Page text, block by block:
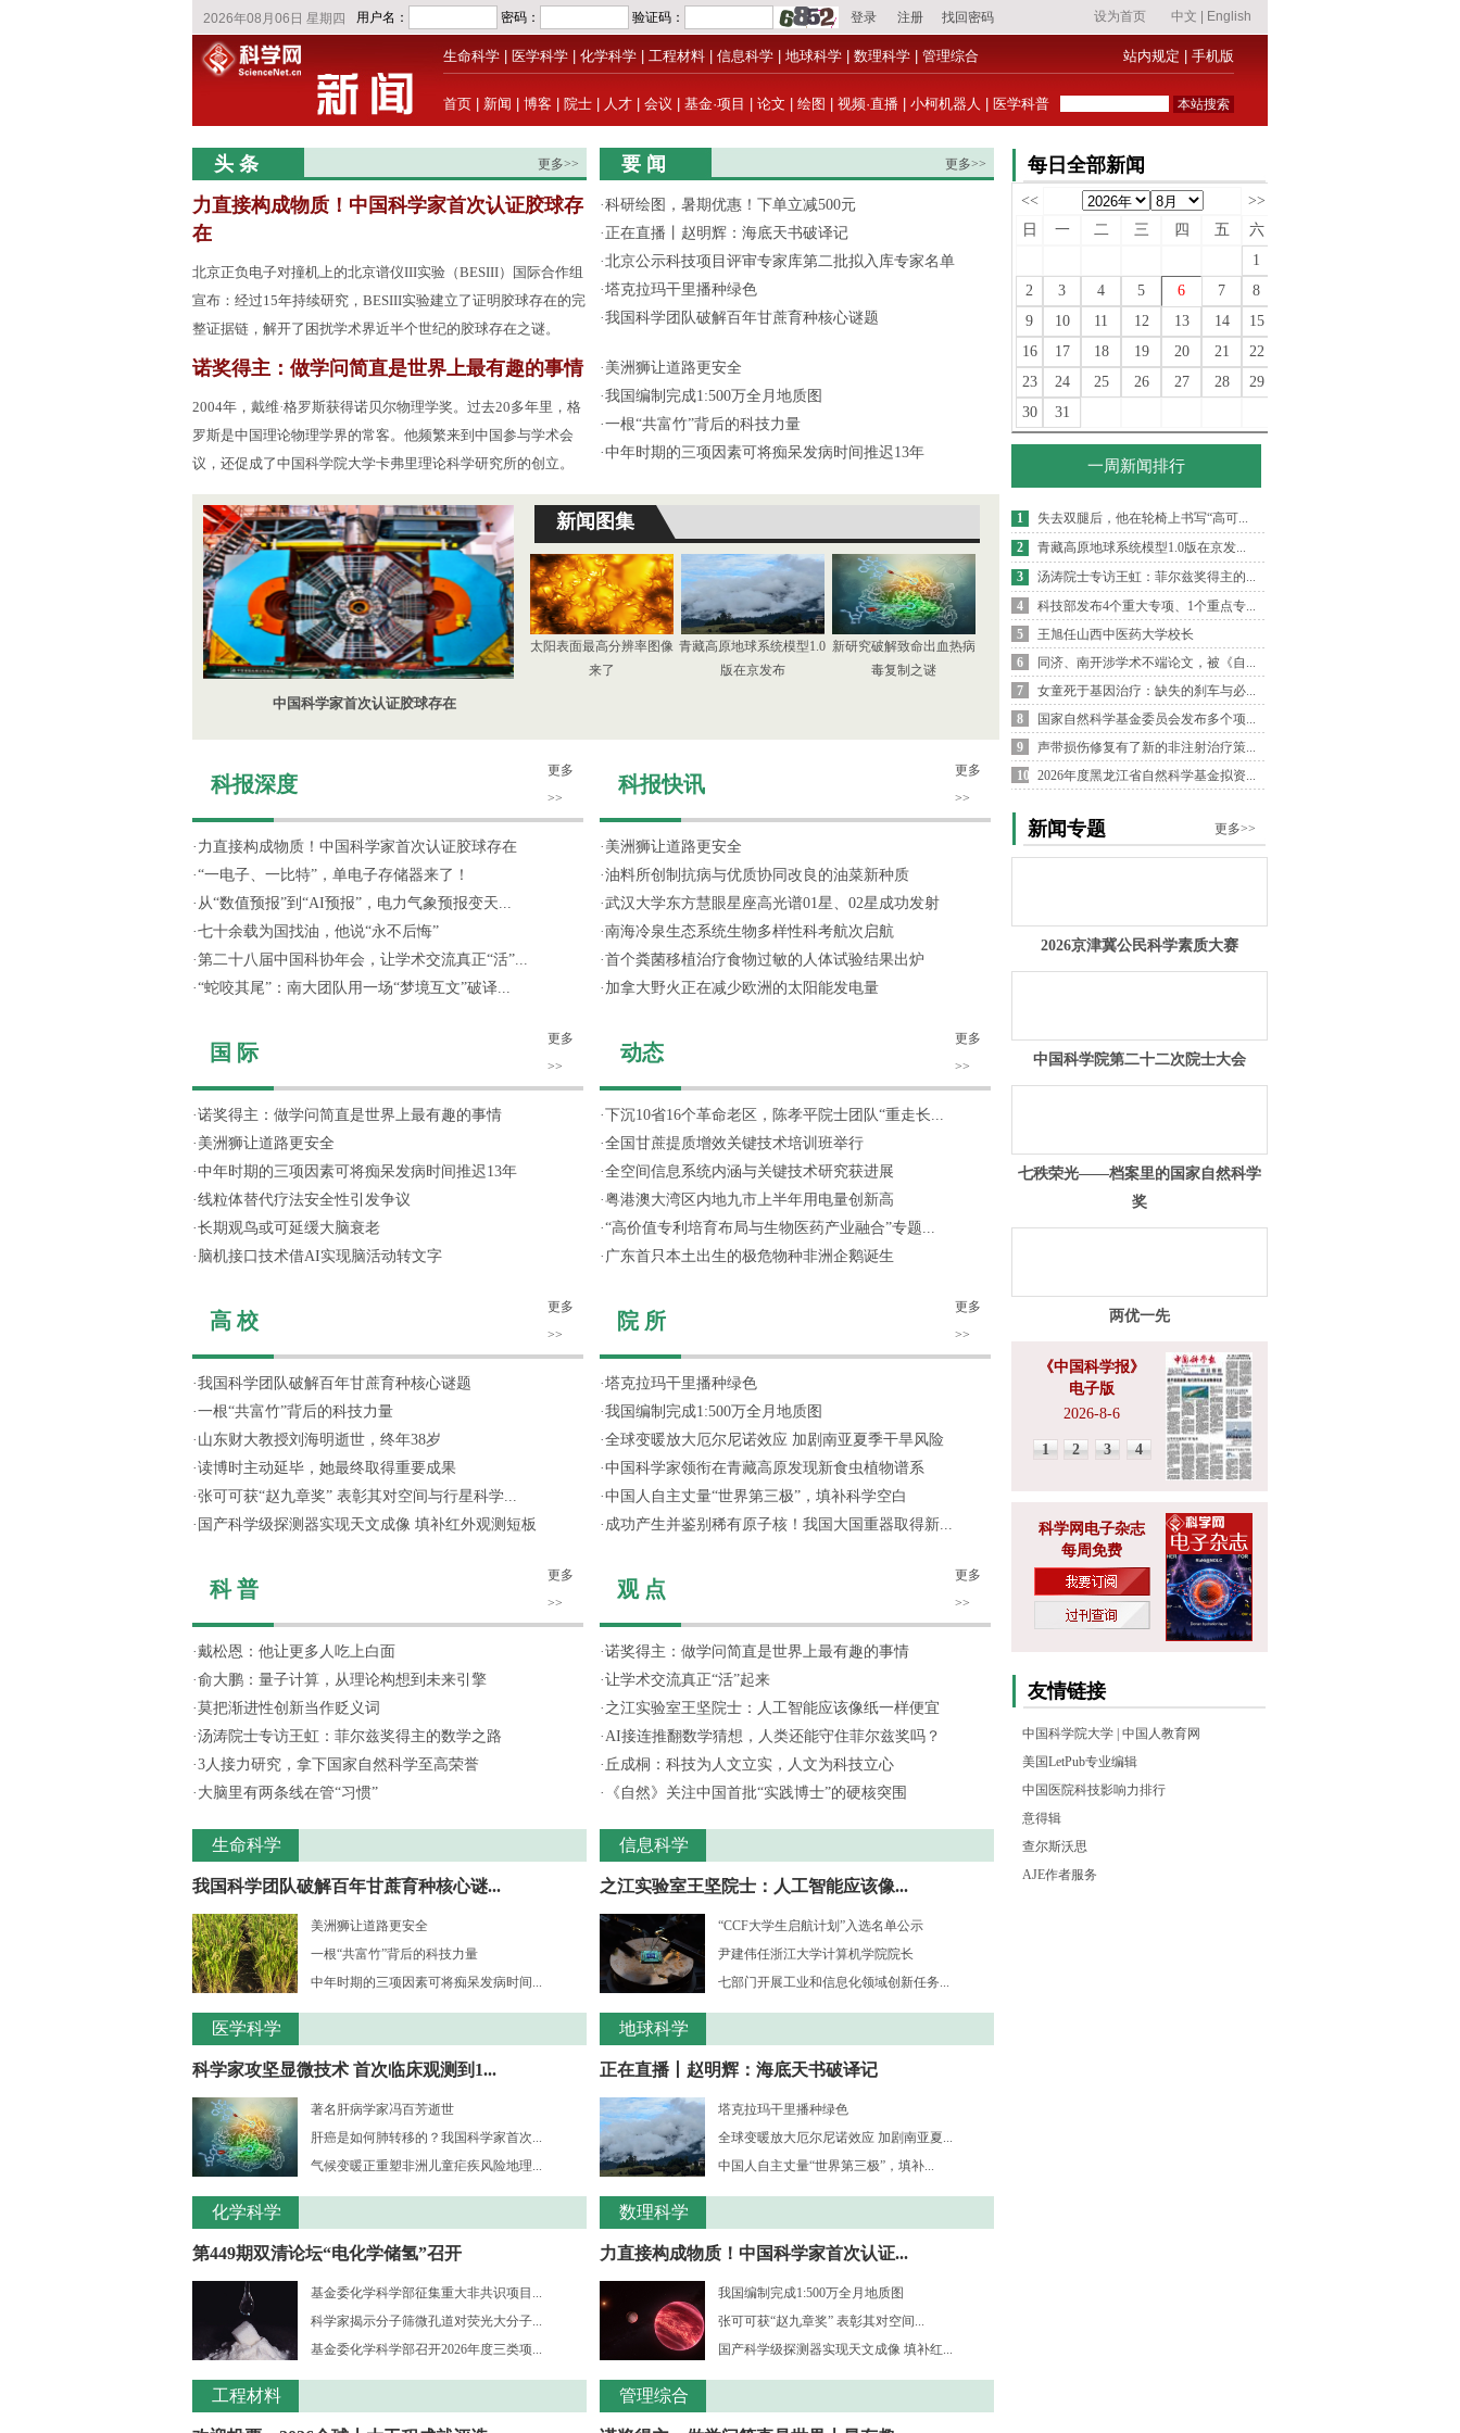
生命科学 医学科学 化学科学 工程材料 信息科学 地球科学 数理科学 管理综合 站内规定 手机版
首页 新闻 博客 院士 人才 会议 基金·项目 论文 绘图 视频·直播 小柯机器人 医学科普
头 条 更多>>
力直接构成物质！中国科学家首次认证胶球存
在
北京正负电子对撞机上的北京谱仪III实验（BESIII）国际合作组
宣布：经过15年持续研究，BESIII实验建立了证明胶球存在的完
整证据链，解开了困扰学术界近半个世纪的胶球存在之谜。
诺奖得主：做学问简直是世界上最有趣的事情
2004年，戴维·格罗斯获得诺贝尔物理学奖。过去20多年里，格
罗斯是中国理论物理学界的常客。他频繁来到中国参与学术会
议，还促成了中国科学院大学卡弗里理论科学研究所的创立。
要 闻 更多>>
·科研绘图，暑期优惠！下单立减500元
· 正在直播丨赵明辉：海底天书破译记
·北京公示科技项目评审专家库第二批拟入库专家名单
·塔克拉玛干里播种绿色
·我国科学团队破解百年甘蔗育种核心谜题
· 美洲狮让道路更安全
·我国编制完成1:500万全月地质图
·一根“共富竹”背后的科技力量
·中年时期的三项因素可将痴呆发病时间推迟13年
中国科学家首次认证胶球存在
新闻图集
太阳表面最高分辨率图像
来了
青藏高原地球系统模型1.0
版在京发布
新研究破解致命出血热病
毒复制之谜
科报深度
更多
>>
· 力直接构成物质！中国科学家首次认证胶球存在
·“一电子、一比特”，单电子存储器来了！
· 从“数值预报”到“AI预报”，电力气象预报变天...
·七十余载为国找油，他说“永不后悔”
·第二十八届中国科协年会，让学术交流真正“活”...
·“蛇咬其尾”：南大团队用一场“梦境互文”破译...
国 际
更多
>>
·诺奖得主：做学问简直是世界上最有趣的事情
· 美洲狮让道路更安全
·中年时期的三项因素可将痴呆发病时间推迟13年
·线粒体替代疗法安全性引发争议
·长期观鸟或可延缓大脑衰老
· 脑机接口技术借AI实现脑活动转文字
高 校
更多
>>
·我国科学团队破解百年甘蔗育种核心谜题
·一根“共富竹”背后的科技力量
· 山东财大教授刘海明逝世，终年38岁
·读博时主动延毕，她最终取得重要成果
·张可可获“赵九章奖” 表彰其对空间与行星科学...
· 国产科学级探测器实现天文成像 填补红外观测短板
科 普
更多
>>
·戴松恩：他让更多人吃上白面
·俞大鹏：量子计算，从理论构想到未来引擎
·莫把渐进性创新当作贬义词
·汤涛院士专访王虹：菲尔兹奖得主的数学之路
·3人接力研究，拿下国家自然科学至高荣誉
· 大脑里有两条线在管“习惯”
生命科学
我国科学团队破解百年甘蔗育种核心谜...
美洲狮让道路更安全
一根“共富竹”背后的科技力量
中年时期的三项因素可将痴呆发病时间...
医学科学
科学家攻坚显微技术 首次临床观测到1...
著名肝病学家冯百芳逝世
肝癌是如何肺转移的？我国科学家首次...
气候变暖正重塑非洲儿童疟疾风险地理...
化学科学
第449期双清论坛“电化学储氢”召开
基金委化学科学部征集重大非共识项目...
科学家揭示分子筛微孔道对荧光大分子...
基金委化学科学部召开2026年度三类项...
工程材料
科报快讯
更多
>>
· 美洲狮让道路更安全
·油料所创制抗病与优质协同改良的油菜新种质
·武汉大学东方慧眼星座高光谱01星、02星成功发射
·南海冷泉生态系统生物多样性科考航次启航
·首个粪菌移植治疗食物过敏的人体试验结果出炉
· 加拿大野火正在减少欧洲的太阳能发电量
动态
更多
>>
·下沉10省16个革命老区，陈孝平院士团队“重走长...
·全国甘蔗提质增效关键技术培训班举行
·全空间信息系统内涵与关键技术研究获进展
·粤港澳大湾区内地九市上半年用电量创新高
·“高价值专利培育布局与生物医药产业融合”专题...
· 广东首只本土出生的极危物种非洲企鹅诞生
院 所
更多
>>
·塔克拉玛干里播种绿色
·我国编制完成1:500万全月地质图
·全球变暖放大厄尔尼诺效应 加剧南亚夏季干旱风险
·中国科学家领衔在青藏高原发现新食虫植物谱系
·中国人自主丈量“世界第三极”，填补科学空白
· 成功产生并鉴别稀有原子核！我国大国重器取得新...
观 点
更多
>>
·诺奖得主：做学问简直是世界上最有趣的事情
·让学术交流真正“活”起来
· 之江实验室王坚院士：人工智能应该像纸一样便宜
·AI接连推翻数学猜想，人类还能守住菲尔兹奖吗？
· 丘成桐：科技为人文立实，人文为科技立心
·
《自然》关注中国首批“实践博士”的硬核突围
信息科学
之江实验室王坚院士：人工智能应该像...
“CCF大学生启航计划”入选名单公示
尹建伟任浙江大学计算机学院院长
七部门开展工业和信息化领域创新任务...
地球科学
正在直播丨赵明辉：海底天书破译记
塔克拉玛干里播种绿色
全球变暖放大厄尔尼诺效应 加剧南亚夏...
中国人自主丈量“世界第三极”，填补...
数理科学
力直接构成物质！中国科学家首次认证...
我国编制完成1:500万全月地质图
张可可获“赵九章奖” 表彰其对空间...
国产科学级探测器实现天文成像 填补红...
管理综合
每日全部新闻
<<
>>
日
一 二 三 四 五
六
1
2
3 4 5 6 7
8
9
10 11 12 13 14
15
16
17 18 19 20 21
22
23
24 25 26 27 28
29
30
31
一周新闻排行
1
失去双腿后，他在轮椅上书写“高可...
2
青藏高原地球系统模型1.0版在京发...
3
汤涛院士专访王虹：菲尔兹奖得主的...
4
科技部发布4个重大专项、1个重点专...
5
王旭任山西中医药大学校长
6
同济、南开涉学术不端论文，被《自...
7
女童死于基因治疗：缺失的刹车与必...
8
国家自然科学基金委员会发布多个项...
9
声带损伤修复有了新的非注射治疗策...
10 2026年度黑龙江省自然科学基金拟资...
新闻专题 更多>>
2026京津冀公民科学素质大赛
中国科学院第二十二次院士大会
七秩荣光——档案里的国家自然科学
奖
两优一先
《中国科学报》
电子版
2026-8-6
1 2 3 4
科学网电子杂志
每周免费
友情链接
中国科学院大学 中国人教育网
美国LetPub专业编辑
中国医院科技影响力排行
意得辑
查尔斯沃思
AJE作者服务